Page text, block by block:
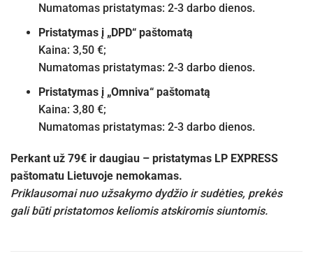
Numatomas pristatymas: 2-3 darbo dienos.
Pristatymas į „DPD“ paštomatą
Kaina: 3,50 €;
Numatomas pristatymas: 2-3 darbo dienos.
Pristatymas į „Omniva“ paštomatą
Kaina: 3,80 €;
Numatomas pristatymas: 2-3 darbo dienos.
Perkant už 79€ ir daugiau – pristatymas LP EXPRESS
paštomatu Lietuvoje nemokamas.
Priklausomai nuo užsakymo dydžio ir sudėties, prekės
gali būti pristatomos keliomis atskiromis siuntomis.